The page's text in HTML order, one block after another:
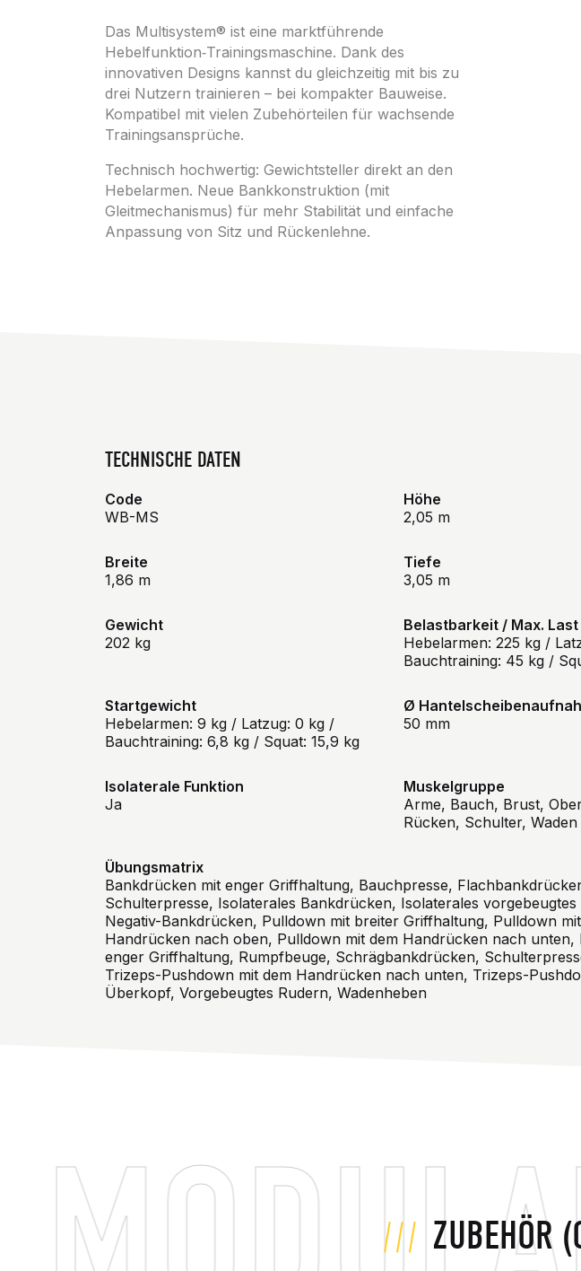
Das Multisystem® ist eine marktführende
Hebelfunktion‑Trainingsmaschine. Dank des
innovativen Designs kannst du gleichzeitig mit bis zu
drei Nutzern trainieren – bei kompakter Bauweise.
Kompatibel mit vielen Zubehörteilen für wachsende
Trainingsansprüche.
Technisch hochwertig: Gewichtsteller direkt an den
Hebelarmen. Neue Bankkonstruktion (mit
Gleitmechanismus) für mehr Stabilität und einfache
Anpassung von Sitz und Rückenlehne.
TECHNISCHE DATEN
Code
WB-MS
Höhe
2,05 m
Breite
1,86 m
Tiefe
3,05 m
Gewicht
202 kg
Belastbarkeit / Max. Last
Hebelarmen: 225 kg /
Bauchtraining: 45 kg /
Startgewicht
Hebelarmen: 9 kg / Latzug: 0 kg /
Bauchtraining: 6,8 kg / Squat: 15,9 kg
Ø
50 mm
Isolaterale Funktion
Ja
Muskelgruppe
Arme, Bauch, Brust,
Rücken, Schulter, Waden
Übungsmatrix
Bankdrücken mit enger Griffhaltung, Bauchpresse,
Schulterpresse, Isolaterales Bankdrücken, Isolaterales vorgebeugtes
Negativ-Bankdrücken, Pulldown mit breiter Griffhaltung, Pulldown
Handrücken nach oben, Pulldown mit dem Handrücken nach unten,
enger Griffhaltung, Rumpfbeuge, Schrägbankdrücken,
Trizeps-Pushdown mit dem Handrücken nach unten, Trizeps-
Überkopf, Vorgebeugtes Rudern, Wadenheben
ZUBEHÖR